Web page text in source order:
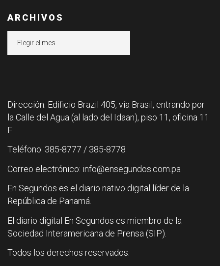
ARCHIVOS
Dirección: Edificio Brazil 405, vía Brasil, entrando por
la Calle del Agua (al lado del Idaan), piso 11, oficina 11
F.
Teléfono: 385-8777 / 385-8778
Correo electrónico: info@ensegundos.com.pa
En Segundos es el diario nativo digital líder de la
República de Panamá.
El diario digital En Segundos es miembro de la
Sociedad Interamericana de Prensa (SIP).
Todos los derechos reservados.